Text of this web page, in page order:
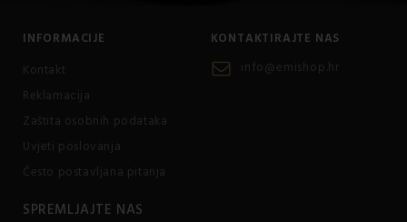
INFORMACIJE
Kontakt
Reklamacija
Zaštita osobnih podataka
Uvjeti poslovanja
Često postavljana pitanja
KONTAKTIRAJTE NAS
info@emishop.hr
SPREMLJAJTE NAS